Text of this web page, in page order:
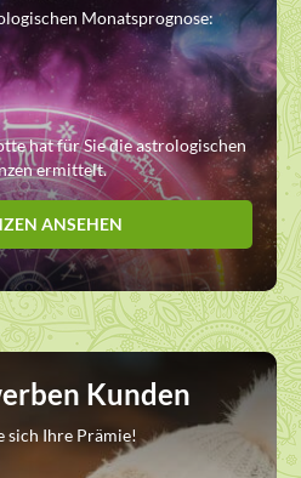
Monatsprognose:
hat für Sie die astrologischen
ermittelt.
ANSEHEN
Kunden
sich Ihre Prämie!